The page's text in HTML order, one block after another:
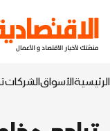
الرئيسيةالأسواقالشركات